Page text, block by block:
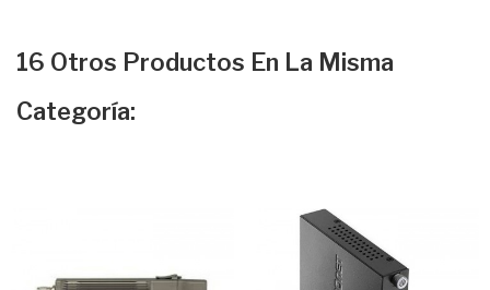
16 Otros Productos En La Misma
Categoría: